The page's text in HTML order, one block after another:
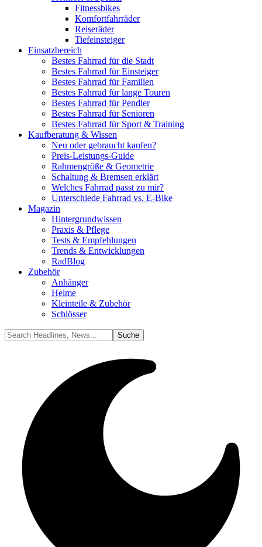
Fitnessbikes
Komfortfahrräder
Reiseräder
Tiefeinsteiger
Einsatzbereich
Bestes Fahrrad für die Stadt
Bestes Fahrrad für Einsteiger
Bestes Fahrrad für Familien
Bestes Fahrrad für lange Touren
Bestes Fahrrad für Pendler
Bestes Fahrrad für Senioren
Bestes Fahrrad für Sport & Training
Kaufberatung & Wissen
Neu oder gebraucht kaufen?
Preis-Leistungs-Guide
Rahmengröße & Geometrie
Schaltung & Bremsen erklärt
Welches Fahrrad passt zu mir?
Unterschiede Fahrrad vs. E-Bike
Magazin
Hintergrundwissen
Praxis & Pflege
Tests & Empfehlungen
Trends & Entwicklungen
RadBlog
Zubehör
Anhänger
Helme
Kleinteile & Zubehör
Schlösser